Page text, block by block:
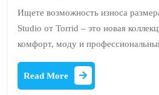
Ищете возможность износа
Studio от Torrid – это новая
комфорт, моду и
Read More
More